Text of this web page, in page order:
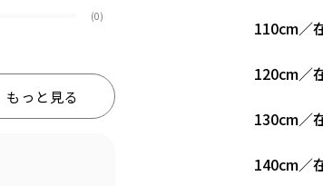
(0)
もっと見る
110cm／
120cm／
130cm／
140cm／